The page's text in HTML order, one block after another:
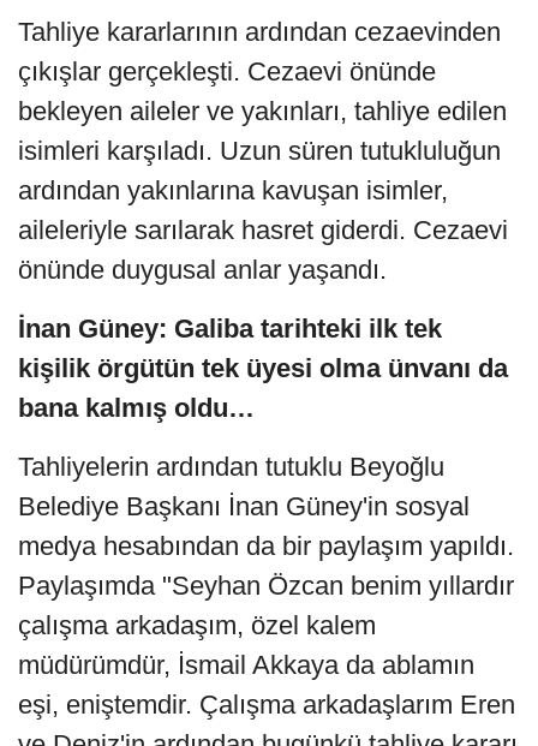
Tahliye kararlarının ardından cezaevinden
çıkışlar gerçekleşti. Cezaevi önünde
bekleyen aileler ve yakınları, tahliye edilen
isimleri karşıladı. Uzun süren tutukluluğun
ardından yakınlarına kavuşan isimler,
aileleriyle sarılarak hasret giderdi. Cezaevi
önünde duygusal anlar yaşandı.
İnan Güney: Galiba tarihteki ilk tek
kişilik örgütün tek üyesi olma ünvanı da
bana kalmış oldu…
Tahliyelerin ardından tutuklu Beyoğlu
Belediye Başkanı İnan Güney'in sosyal
medya hesabından da bir paylaşım yapıldı.
Paylaşımda "Seyhan Özcan benim yıllardır
çalışma arkadaşım, özel kalem
müdürümdür, İsmail Akkaya da ablamın
eşi, eniştemdir. Çalışma arkadaşlarım Eren